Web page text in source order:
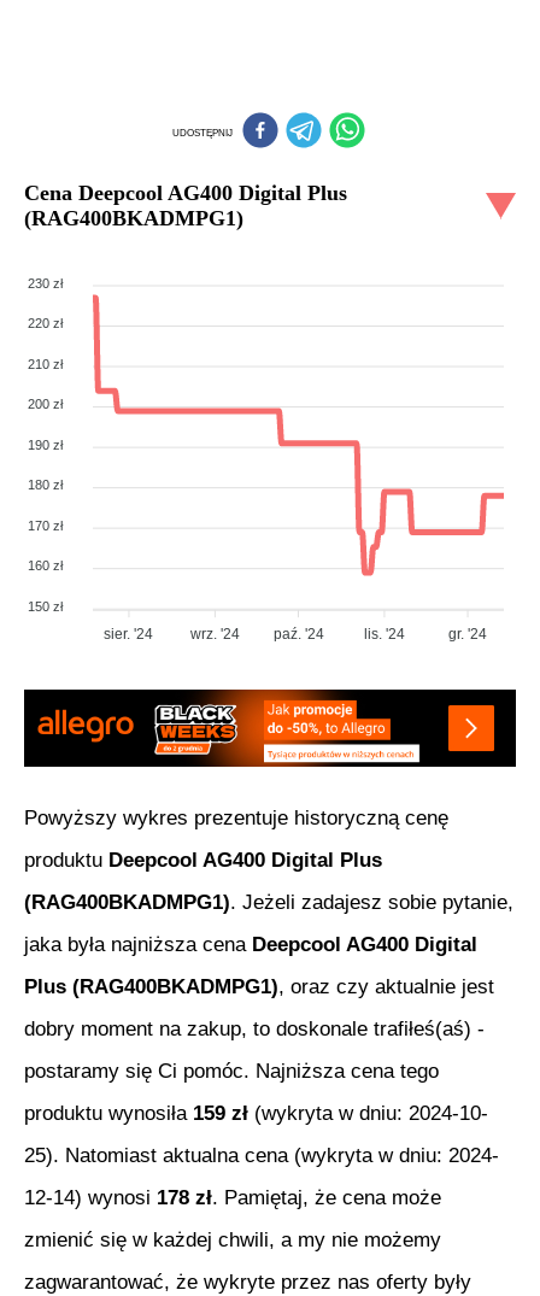
UDOSTĘPNIJ
Cena Deepcool AG400 Digital Plus
(RAG400BKADMPG1)
230 zł
220 zł
210 zł
200 zł
190 zł
180 zł
170 zł
160 zł
150 zł
sier. '24 wrz. '24 paź. '24 lis. '24 gr. '24
Powyższy wykres prezentuje historyczną cenę
produktu Deepcool AG400 Digital Plus
(RAG400BKADMPG1). Jeżeli zadajesz sobie pytanie,
jaka była najniższa cena Deepcool AG400 Digital
Plus (RAG400BKADMPG1), oraz czy aktualnie jest
dobry moment na zakup, to doskonale trafiłeś(aś) -
postaramy się Ci pomóc. Najniższa cena tego
produktu wynosiła 159 zł (wykryta w dniu: 2024-10-
25). Natomiast aktualna cena (wykryta w dniu: 2024-
12-14) wynosi 178 zł. Pamiętaj, że cena może
zmienić się w każdej chwili, a my nie możemy
zagwarantować, że wykryte przez nas oferty były